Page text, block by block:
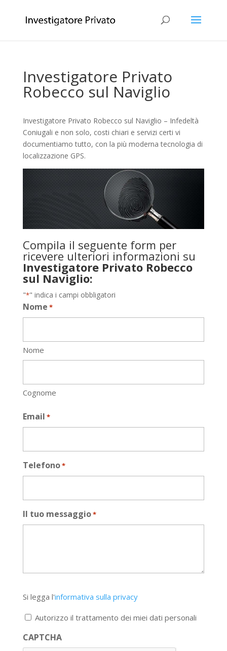
Investigatore Privato
Robecco sul Naviglio
Investigatore Privato Robecco sul Naviglio – Infedeltà
Coniugali e non solo, costi chiari e servizi certi vi
documentiamo tutto, con la più moderna tecnologia di
localizzazione GPS.
Compila il seguente form per
ricevere ulteriori informazioni su
Investigatore Privato Robecco
sul Naviglio:
"*" indica i campi obbligatori
Nome *
Nome
Cognome
Email *
Telefono*
Il tuo messaggio*
legga
l'informativa
privacy
*
Si legga l'informativa sulla privacy
Autorizzo il trattamento dei miei dati personali
CAPTCHA